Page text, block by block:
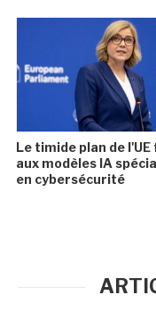
Le timide plan de l'UE
aux modèles IA
en cybersécurité